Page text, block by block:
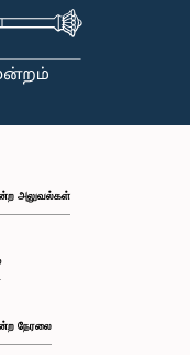
அலுவல்கள்
நேரலை